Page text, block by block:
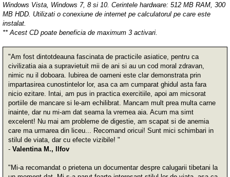
Windows Vista, Windows 7, 8 si 10. Cerintele hardware: 512 MB RAM, 300
MB HDD. Utilizati o conexiune de internet pe calculatorul pe care este
instalat.
** Acest CD poate beneficia de maximum 3 activari.
"Am fost dintotdeauna fascinata de practicile asiatice, pentru ca
civilizatia aia a supravietuit mii de ani si au un cod moral zdravan,
nimic nu il doboara. Iubirea de oameni este clar demonstrata prin
impartasirea cunostintelor lor, asa ca am cumparat ghidul asta fara
nicio ezitare. Intai, am pus in practica exercitiile, apoi am micsorat
portiile de mancare si le-am echilibrat. Mancam mult prea multa carne
inainte, dar nu mi-am dat seama la vremea aia. Acum ma simt
excelent! Nu mai am probleme de digestie, am scapat si de anemia
care ma urmarea din liceu... Recomand oricui! Sunt mici schimbari in
stilul de viata, dar cu efecte vizibile! "
- Valentina M., Ilfov
"Mi-a recomandat o prietena un documentar despre calugarii tibetani la